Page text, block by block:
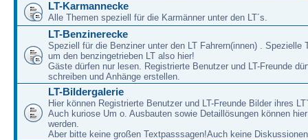
LT-Karmannecke
Alle Themen speziell für die Karmänner unter den LT´s.
LT-Benzinerecke
Speziell für die Benziner unter den LT Fahrern(innen) . Spezielle
um den benzingetrieben LT also hier!
Gäste dürfen nur lesen. Registrierte Benutzer und LT-Freunde
schreiben und Anhänge erstellen.
LT-Bildergalerie
Hier können Registrierte Benutzer und LT-Freunde Bilder ihres
Auch kuriose Um o. Ausbauten sowie Detaillösungen können
werden.
Aber bitte keine großen Textpasssagen!Auch keine